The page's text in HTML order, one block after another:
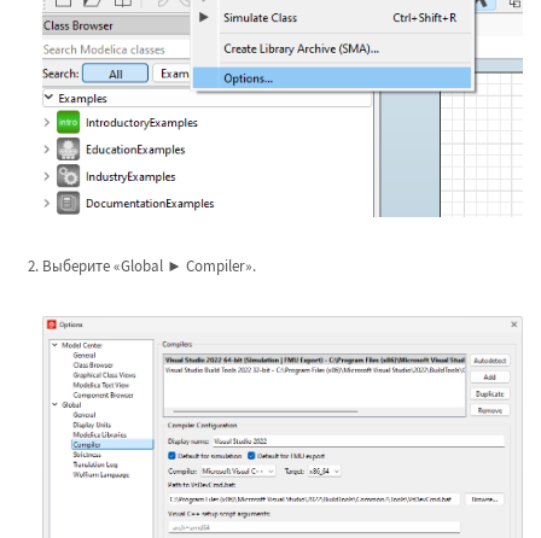
Выберите «Global ► Compiler».